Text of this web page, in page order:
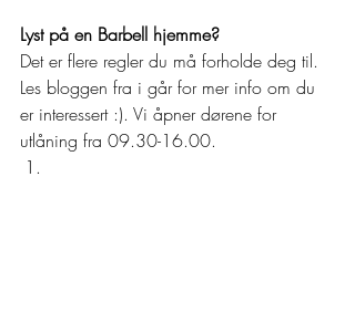
Lyst på en Barbell hjemme?
Det er flere regler du må forholde deg til.
Les bloggen fra i går for mer info om du
er interessert :). Vi åpner dørene for
utlåning fra 09.30-16.00.